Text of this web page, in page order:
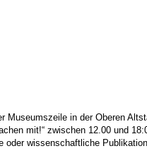
in der Oberen
mit!“ zwischen 12.00 und
wissenschaftliche